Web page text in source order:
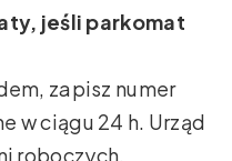
jeśli parkomat
zapisz numer
w ciągu 24 h. Urząd
roboczych.